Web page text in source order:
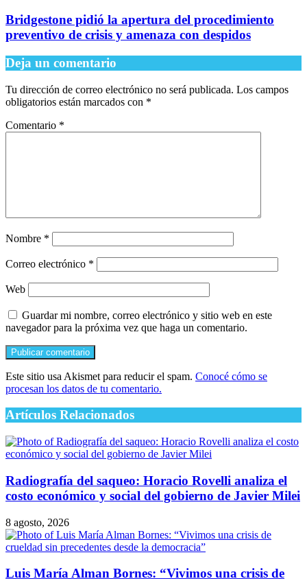
Bridgestone pidió la apertura del procedimiento
preventivo de crisis y amenaza con despidos
Deja un comentario
Tu dirección de correo electrónico no será publicada. Los campos
obligatorios están marcados con *
Comentario *
Nombre *
Correo electrónico *
Web
Guardar mi nombre, correo electrónico y sitio web en este
navegador para la próxima vez que haga un comentario.
Este sitio usa Akismet para reducir el spam. Conocé cómo se
procesan los datos de tu comentario.
Artículos Relacionados
Radiografía del saqueo: Horacio Rovelli analiza el
costo económico y social del gobierno de Javier Milei
8 agosto, 2026
Luis María Alman Bornes: “Vivimos una crisis de